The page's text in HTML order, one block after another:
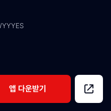
앱 다운받기